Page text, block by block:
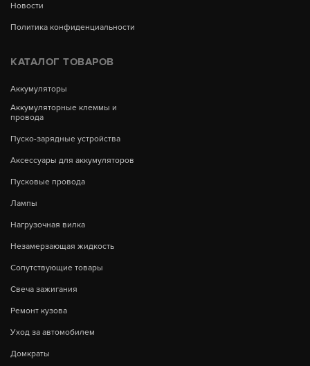
Новости
Политика конфиденциальности
КАТАЛОГ ТОВАРОВ
Аккумуляторы
Аккумуляторные клеммы и
провода
Пуско-зарядные устройства
Аксессуары для аккумуляторов
Пусковые провода
Лампы
Нагрузочная вилка
Незамерзающая жидкость
Сопутствующие товары
Свеча зажигания
Ремонт кузова
Уход за автомобилем
Домкраты